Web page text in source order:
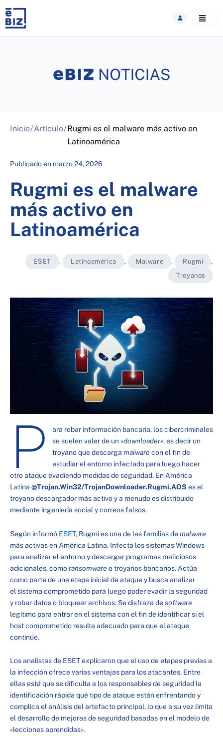
content
Inicio/Artículo/Rugmi es el malware más activo en
Latinoamérica
Publicado en marzo 24, 2026
Rugmi es el malware
más activo en
Latinoamérica
ESET , Latinoamérica , Malware , Rugmi
,
Troyanos
P
ara robar información bancaria, los cibercriminales
se suelen valer de un«downloader», es decir un
troyano que descarga malware con el fin de
estudiar el entorno infectado para luego hacer
otro ataque evadiendo medidas de seguridad. En América
Latina @Trojan.Win32/TrojanDownloader.Rugmi.AOS es el
troyano descargador más activo y a menudo es distribuido
mediante ingeniería social y correos falsos.
Según informó ESET, Rugmi es una de las familias demalware
más activas en América Latina. Infecta los sistemas Windows
para analizar el entorno y descargar programas maliciosos
adicionales, comoransomware o troyanos bancarios. Actúa
como parte de una etapa inicial de ataque y busca analizar
el sistema comprometido para luego poder evadir la seguridad
y robar datos o bloquear archivos. Se disfraza desoftware
legítimo para entrar en el sistema con el fin de identificar si el
host comprometido resulta adecuado para que el ataque
continúe.
Los analistas de ESET explicaron que el uso de etapas previas a
la infección ofrece varias ventajas para los atacantes. Entre
ellas está que se dificulta a los responsables de seguridad la
identificación rápida qué tipo de ataque están enfrentando y
complica el análisis del artefacto principal, lo que a su vez limita
el desarrollo de mejoras de seguridad basadas en el modelo de
«lecciones aprendidas».